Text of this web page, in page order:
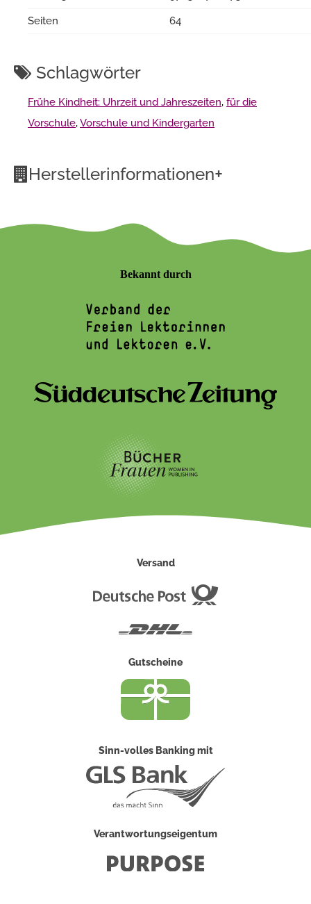
Seiten
64
Schlagwörter
Frühe Kindheit: Uhrzeit und Jahreszeiten, für die
Vorschule,Vorschule und Kindergarten
Herstellerinformationen+
Bekannt durch
Versand
Gutscheine
Sinn-volles Banking mit
Verantwortungseigentum